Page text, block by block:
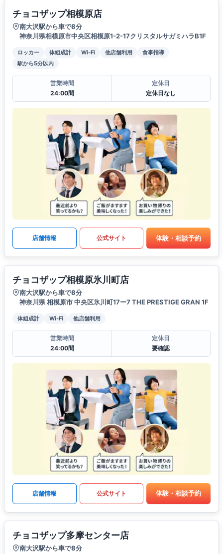
チョコザップ相模原店
南大沢駅から車で8分
神奈川県相模原市中央区相模原1-2-17クリスタルサガミハラB1F
ロッカー 体組成計 Wi-Fi 他店舗利用
食事指導
駅から5分以内
営業時間
24:00間
定休日
定休日なし
店舗情報 公式サイト 体験・相談予約
チョコザップ相模原氷川町店
南大沢駅から車で8分
神奈川県 相模原市 中央区氷川町17ー7 THE PRESTIGE GRAN 1F
体組成計 Wi-Fi 他店舗利用
営業時間
24:00間
定休日
要確認
店舗情報 公式サイト 体験・相談予約
チョコザップ多摩センター店
南大沢駅から車で8分